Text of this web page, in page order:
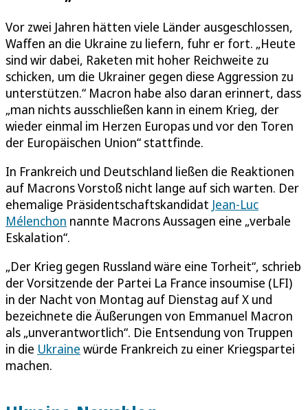
Vor zwei Jahren hätten viele Länder ausgeschlossen,
Waffen an die Ukraine zu liefern, fuhr er fort. „Heute
sind wir dabei, Raketen mit hoher Reichweite zu
schicken, um die Ukrainer gegen diese Aggression zu
unterstützen.“ Macron habe also daran erinnert, dass
„man nichts ausschließen kann in einem Krieg, der
wieder einmal im Herzen Europas und vor den Toren
der Europäischen Union“ stattfinde.
In Frankreich und Deutschland ließen die Reaktionen
auf Macrons Vorstoß nicht lange auf sich warten. Der
ehemalige Präsidentschaftskandidat Jean-Luc
Mélenchon nannte Macrons Aussagen eine „verbale
Eskalation“.
„Der Krieg gegen Russland wäre eine Torheit“, schrieb
der Vorsitzende der Partei La France insoumise (LFI)
in der Nacht von Montag auf Dienstag auf X und
bezeichnete die Äußerungen von Emmanuel Macron
als „unverantwortlich“. Die Entsendung von Truppen
in die Ukraine würde Frankreich zu einer Kriegspartei
machen.